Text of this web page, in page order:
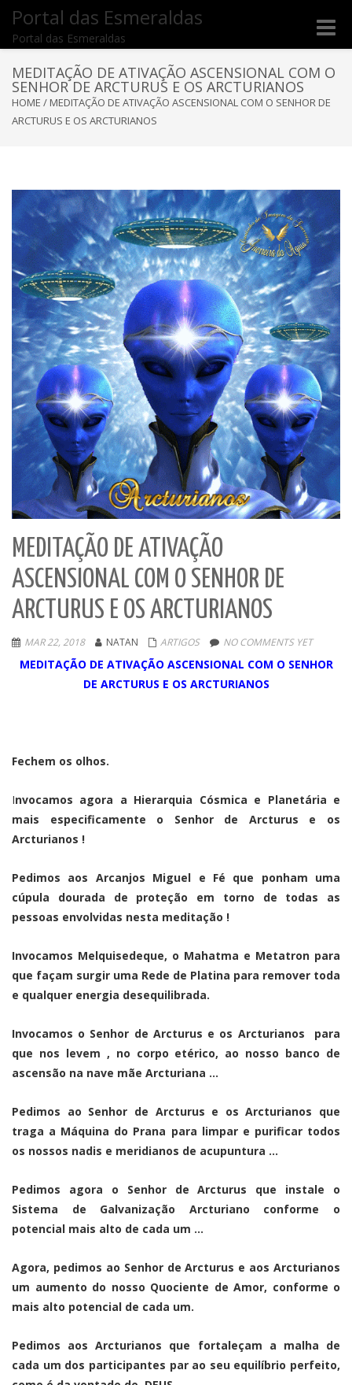
Portal das Esmeraldas
Portal das Esmeraldas
Toggle
MEDITAÇÃO DE ATIVAÇÃO ASCENSIONAL COM O
SENHOR DE ARCTURUS E OS ARCTURIANOS
HOME / MEDITAÇÃO DE ATIVAÇÃO ASCENSIONAL COM O SENHOR DE
ARCTURUS E OS ARCTURIANOS
MEDITAÇÃO DE ATIVAÇÃO
ASCENSIONAL COM O SENHOR DE
ARCTURUS E OS ARCTURIANOS
MAR 22, 2018 NATAN ARTIGOS NO COMMENTS YET
MEDITAÇÃO DE ATIVAÇÃO ASCENSIONAL COM O SENHOR
DE ARCTURUS E OS ARCTURIANOS
Fechem os olhos.
Invocamos agora a Hierarquia Cósmica e Planetária e
mais especificamente o Senhor de Arcturus e os
Arcturianos !
Pedimos aos Arcanjos Miguel e Fé que ponham uma
cúpula dourada de proteção em torno de todas as
pessoas envolvidas nesta meditação !
Invocamos Melquisedeque, o Mahatma e Metatron para
que façam surgir uma Rede de Platina para remover toda
e qualquer energia desequilibrada.
Invocamos o Senhor de Arcturus e os Arcturianos para
que nos levem , no corpo etérico, ao nosso banco de
ascensão na nave mãe Arcturiana …
Pedimos ao Senhor de Arcturus e os Arcturianos que
traga a Máquina do Prana para limpar e purificar todos
os nossos nadis e meridianos de acupuntura …
Pedimos agora o Senhor de Arcturus que instale o
Sistema de Galvanização Arcturiano conforme o
potencial mais alto de cada um …
Agora, pedimos ao Senhor de Arcturus e aos Arcturianos
um aumento do nosso Quociente de Amor, conforme o
mais alto potencial de cada um.
Pedimos aos Arcturianos que fortaleçam a malha de
cada um dos participantes par ao seu equilíbrio perfeito,